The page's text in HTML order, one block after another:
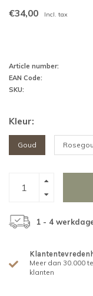
€34,00 Incl. tax
Article number:
EAN Code:
SKU:
Kleur:
Goud
1 - 4
Meer dan 30.000
klanten